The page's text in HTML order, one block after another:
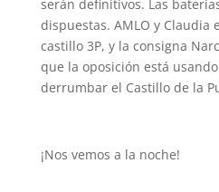
serán definitivos. Las
dispuestas. AMLO y Claudia
castillo 3P, y la consigna
que la oposición está
derrumbar el Castillo de la
¡Nos vemos a la noche!